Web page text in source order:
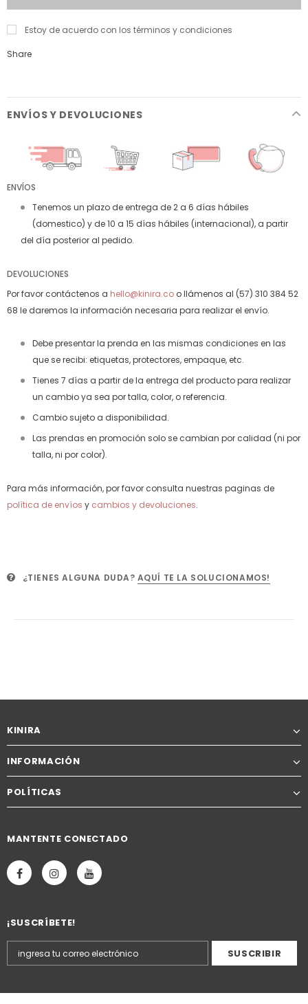
Estoy de acuerdo con los términos y condiciones
Share
ENVÍOS Y DEVOLUCIONES
ENVÍOS
Tenemos un plazo de entrega de 2 a 6 días hábiles
(domestico) y de 10 a 15 días hábiles (internacional), a partir
del día posterior al pedido.
DEVOLUCIONES
Por favor contáctenos a hello@kinira.co o llámenos al (57) 310 384 52
68 le daremos la información necesaria para realizar el envío.
Debe presentar la prenda en las mismas condiciones en las
que se recibi: etiquetas, protectores, empaque, etc.
Tienes 7 días a partir de la entrega del producto para realizar
un cambio ya sea por talla, color, o referencia.
Cambio sujeto a disponibilidad.
Las prendas en promoción solo se cambian por calidad (ni por
talla, ni por color).
Para más información, por favor consulta nuestras paginas de
política de envíos y cambios y devoluciones.
¿TIENES ALGUNA DUDA? AQUÍ TE LA SOLUCIONAMOS!
KINIRA
INFORMACIÓN
POLÍTICAS
MANTENTE CONECTADO
¡SUSCRÍBETE!